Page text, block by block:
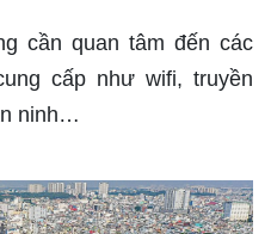
cần quan tâm đến các
cấp như wifi, truyền
ninh…